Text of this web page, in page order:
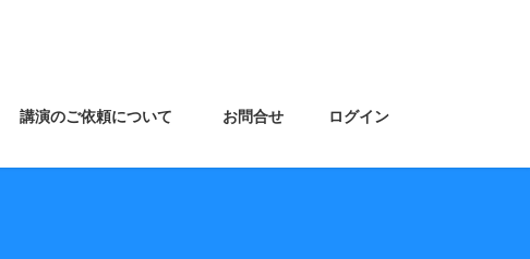
講演のご依頼について お問合せ ログイン